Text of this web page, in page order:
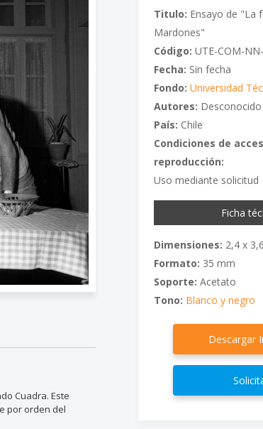
Cuadra. Este
por orden del
Titulo: Ensayo de "La
Mardones"
Código: UTE-COM-
Fecha: Sin fecha
Fondo: Universidad
Autores: Desconocido
País: Chile
Condiciones de
reproducción:
Uso mediante solicitud
Ficha
Dimensiones: 2,4 x
Formato: 35 mm
Soporte: Acetato
Tono: Blanco y negro
Descargar